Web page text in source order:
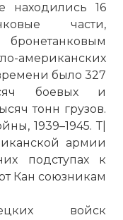
находились 16
части,
американских
было 327
боевых и
тонн грузов.
1939–1945. Т|
армии
подступах к
Кан союзникам
войск